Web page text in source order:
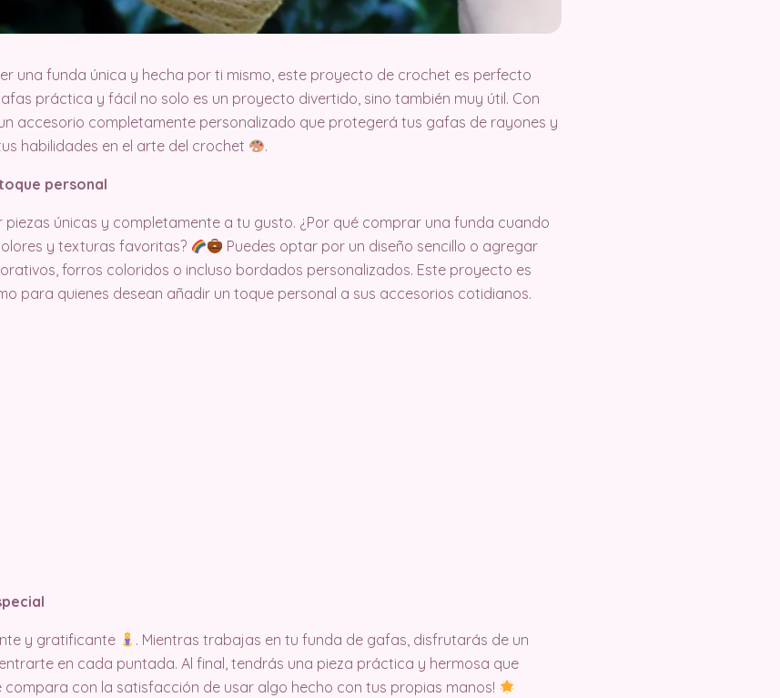
una funda única y hecha por ti mismo, este proyecto de crochet es perfecto
práctica y fácil no solo es un proyecto divertido, sino también muy útil. Con
accesorio completamente personalizado que protegerá tus gafas de rayones y
habilidades en el arte del crochet
.
personal
únicas y completamente a tu gusto. ¿Por qué comprar una funda cuando
y texturas favoritas?
Puedes optar por un diseño sencillo o agregar
forros coloridos o incluso bordados personalizados. Este proyecto es
para quienes desean añadir un toque personal a sus accesorios cotidianos.
y gratificante
. Mientras trabajas en tu funda de gafas, disfrutarás de un
en cada puntada. Al final, tendrás una pieza práctica y hermosa que
compara con la satisfacción de usar algo hecho con tus propias manos!